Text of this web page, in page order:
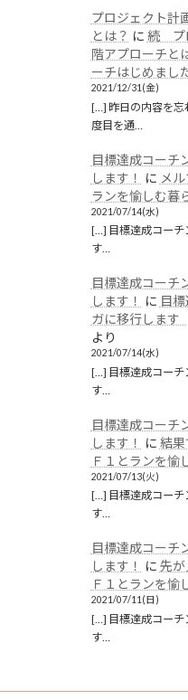
プロジェクト計
とは？ に 続 プ
階アプローチと
ーチはじめまし
2021/12/31(金)
[…] 昨日の内容を忘
度目を通…
目標達成コー
します！
に メ
ランを愉しむ暮
2021/07/14(水)
[…] 目標達成コー
す…
目標達成コー
します！
に 目
ガに移行します
より
2021/07/14(水)
[…] 目標達成コー
す…
目標達成コー
します！
に 結果
Ｆ１とランを愉
2021/07/13(火)
[…] 目標達成コー
す…
目標達成コー
します！
に 先が
Ｆ１とランを愉
2021/07/11(日)
[…] 目標達成コー
す…